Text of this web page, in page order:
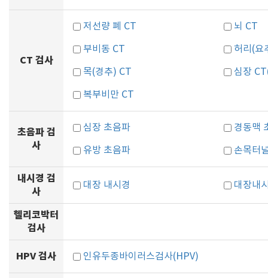
CT 검사
저선량 폐 CT 뇌 CT
부비동 CT 허리(요
목(경추) CT 심장
복부비만 CT
초음파 검
사
심장 초음파 경동맥
유방 초음파 손목터
내시경 검
사
대장 내시경 대장내
헬리코박터
검사
HPV 검사 인유두종바이러스검사(HPV)